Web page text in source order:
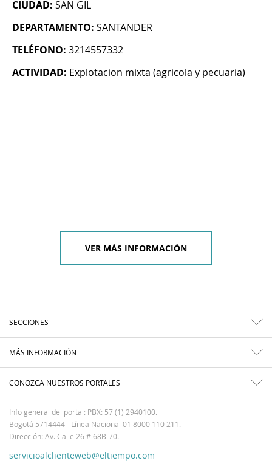
CIUDAD: SAN GIL
DEPARTAMENTO: SANTANDER
TELÉFONO: 3214557332
ACTIVIDAD: Explotacion mixta (agricola y pecuaria)
VER MÁS INFORMACIÓN
SECCIONES
MÁS INFORMACIÓN
CONOZCA NUESTROS PORTALES
Info general del portal: PBX: 57 (1) 2940100.
Bogotá 5714444 - Línea Nacional 01 8000 110 211.
Dirección: Av. Calle 26 # 68B-70.
servicioalclienteweb@eltiempo.com